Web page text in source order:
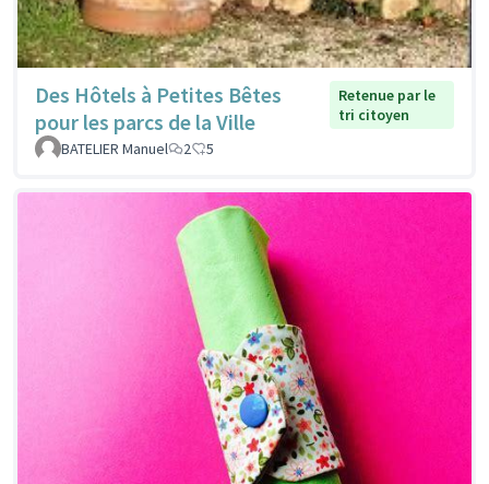
Des Hôtels à Petites Bêtes
pour les parcs de la Ville
Retenue par le
tri citoyen
BATELIER Manuel
2 5